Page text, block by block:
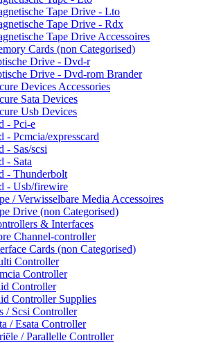
Tape Drive - Lto
Tape Drive - Rdx
Tape Drive Accessoires
Cards (non Categorised)
Drive - Dvd-r
Drive - Dvd-rom Brander
Devices Accessories
Sata Devices
Usb Devices
- Pci-e
- Pcmcia/expresscard
- Sas/scsi
- Sata
- Thunderbolt
- Usb/firewire
/ Verwisselbare Media Accessoires
Drive (non Categorised)
& Interfaces
Channel-controller
Cards (non Categorised)
Controller
Controller
Controller
Controller Supplies
/ Scsi Controller
/ Esata Controller
/ Parallelle Controller